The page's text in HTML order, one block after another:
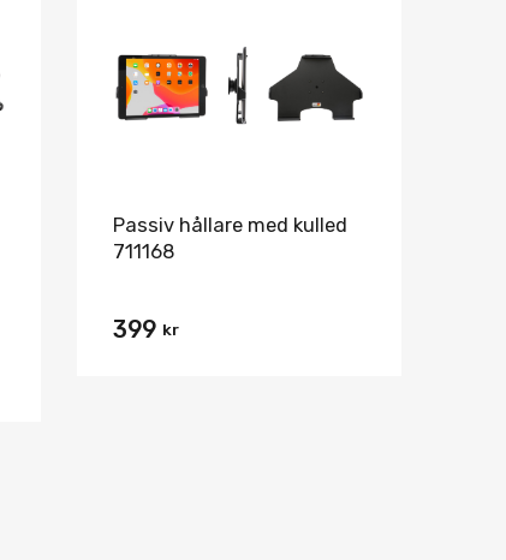
Passiv hållare med kulled
711168
399 kr